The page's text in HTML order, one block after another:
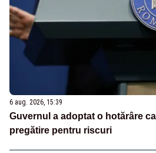
6 aug. 2026, 15:39
Guvernul a adoptat o hotărâre
pregătire pentru riscuri